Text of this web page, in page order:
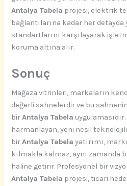
Antalya Tabela projesi, elektrik
bağlantılarına kadar her
standartlarını karşılayarak
koruma altına alır.
Sonuç
Mağaza vitrinleri, markaların
değerli sahnelerdir ve bu
birAntalya Tabela
harmanlayan, yeni nesil
birAntalya Tabela yatırımı,
kılmakla kalmaz, aynı zamanda
haline getirir. Profesyonel bir
Antalya Tabela projesi, ticari